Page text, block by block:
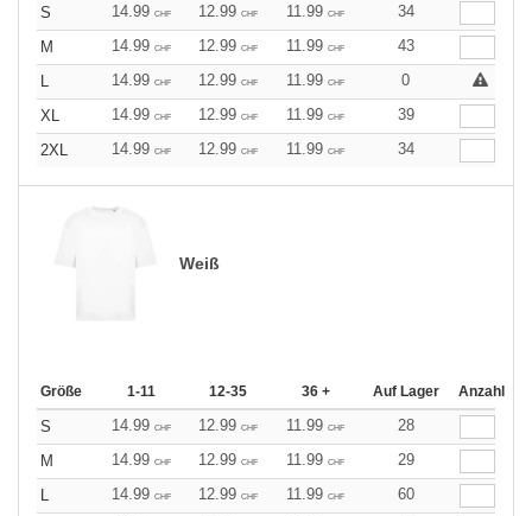
S 14.99 CHF 12.99 CHF 11.99 CHF
34
M
14.99 CHF 12.99 CHF 11.99 CHF
43
L
14.99 CHF 12.99 CHF 11.99 CHF
0
XL
14.99 CHF 12.99 CHF 11.99 CHF
39
2XL
14.99 CHF 12.99 CHF 11.99 CHF 34
Weiß
Größe 1-11 12-35 36 + Auf Lager Anzahl
S 14.99 CHF 12.99 CHF 11.99 CHF
28
M
14.99 CHF 12.99 CHF 11.99 CHF
29
L
14.99 CHF 12.99 CHF 11.99 CHF
60